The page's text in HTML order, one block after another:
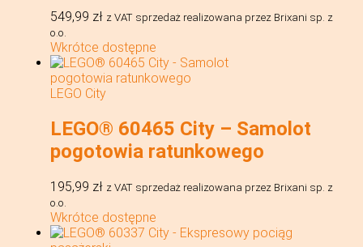
549,99 zł z VAT sprzedaż realizowana przez Brixani sp. z
o.o.
Wkrótce dostępne
LEGO City
LEGO® 60465 City – Samolot
pogotowia ratunkowego
195,99 zł z VAT sprzedaż realizowana przez Brixani sp. z
o.o.
Wkrótce dostępne